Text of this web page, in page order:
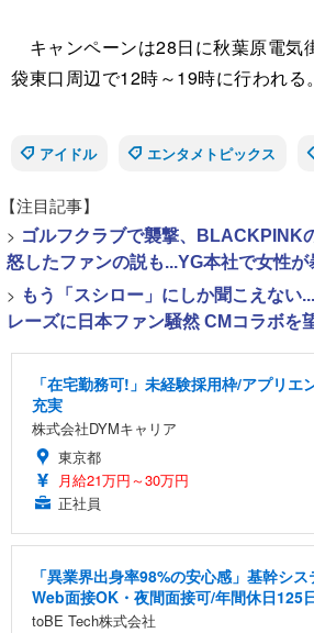
キャンペーンは28日に秋葉原電気
袋東口周辺で12時～19時に行われる。
アイドル
エンタメトピックス
【注目記事】
> ゴルフクラブで襲撃、BLACKPINK
怒したファンの説も...YG本社で女性が
> もう「スシロー」にしか聞こえない
レーズに日本ファン騒然 CMコラボを
「在宅勤務可!」未経験採用枠/アプリエ
充実
株式会社DYMキャリア
東京都
月給21万円～30万円
正社員
「異業界出身率98%の安心感」基幹シ
Web面接OK・夜間面接可/年間休日125
toBE Tech株式会社